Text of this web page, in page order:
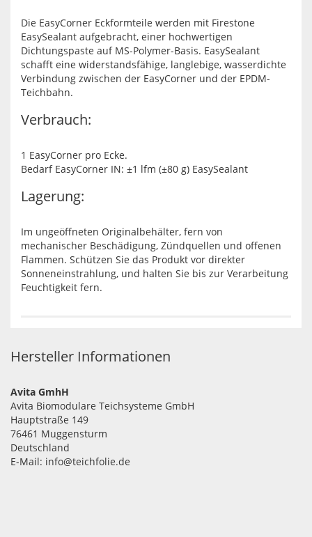
Die EasyCorner Eckformteile werden mit Firestone
EasySealant aufgebracht, einer hochwertigen
Dichtungspaste auf MS-Polymer-Basis. EasySealant
schafft eine widerstandsfähige, langlebige, wasserdichte
Verbindung zwischen der EasyCorner und der EPDM-
Teichbahn.
Verbrauch:
1 EasyCorner pro Ecke.
Bedarf EasyCorner IN: ±1 lfm (±80 g) EasySealant
Lagerung:
Im ungeöffneten Originalbehälter, fern von
mechanischer Beschädigung, Zündquellen und offenen
Flammen. Schützen Sie das Produkt vor direkter
Sonneneinstrahlung, und halten Sie bis zur Verarbeitung
Feuchtigkeit fern.
Hersteller Informationen
Avita GmhH
Avita Biomodulare Teichsysteme GmbH
Hauptstraße 149
76461 Muggensturm
Deutschland
E-Mail: info@teichfolie.de